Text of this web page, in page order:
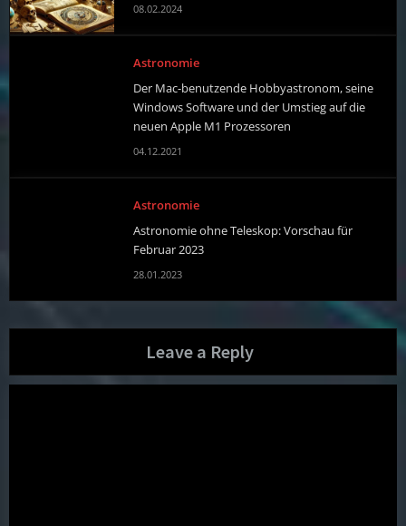
08.02.2024
Astronomie
Der Mac-benutzende Hobbyastronom, seine
Windows Software und der Umstieg auf die
neuen Apple M1 Prozessoren
04.12.2021
Astronomie
Astronomie ohne Teleskop: Vorschau für
Februar 2023
28.01.2023
Leave a Reply